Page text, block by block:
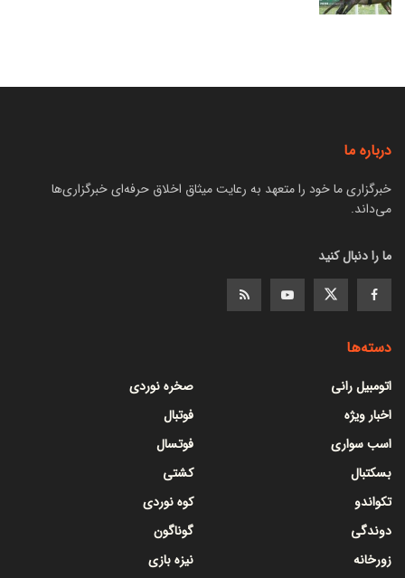
درباره ما
خبرگزاری ما خود را متعهد به رعایت میثاق اخلاق حرفه‌ای خبرگزاری‌ها
می‌داند.
ما را دنبال کنید
دسته‌ها
اتومبیل رانی
اخبار ویژه
اسب سواری
بسکتبال
تکواندو
دوندگی
زورخانه
صخره نوردی
فوتبال
فوتسال
کشتی
کوه نوردی
گوناگون
نیزه بازی